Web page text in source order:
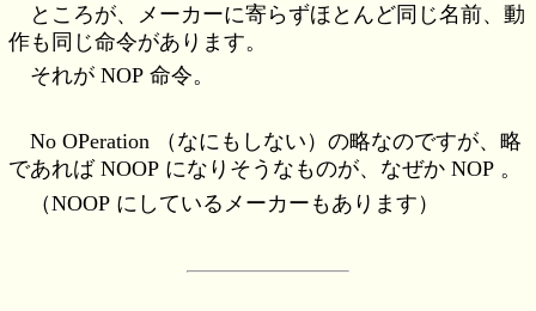
ところが、メーカーに寄らずほとんど同じ名前、動
作も同じ命令があります。
それが NOP 命令。
No OPeration （なにもしない）の略なのですが、略
であれば NOOP になりそうなものが、なぜか NOP 。
（NOOP にしているメーカーもあります）